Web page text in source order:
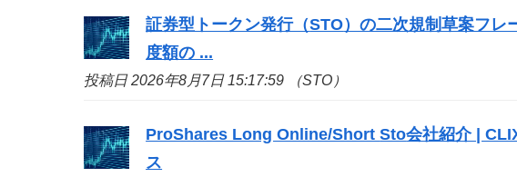
証券型トークン発行（STO）の二次規制草案フレ
度額の ...
投稿日 2026年8月7日 15:17:59 （STO）
ProShares Long Online/ShortSto会社紹介 |
ス